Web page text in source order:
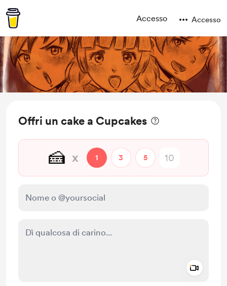
Accesso Accesso
Offri un cake a Cupcakes
🍰 x 1 3 5